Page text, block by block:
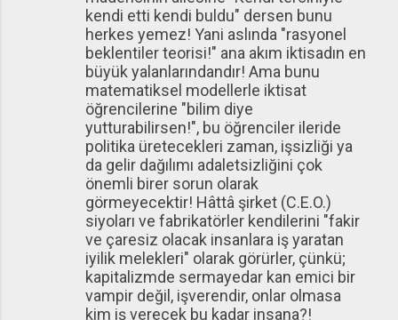
kendi etti kendi buldu" dersen bunu
herkes yemez! Yani aslında "rasyonel
beklentiler teorisi!" ana akım iktisadın en
büyük yalanlarındandır! Ama bunu
matematiksel modellerle iktisat
öğrencilerine "bilim diye
yutturabilirsen!", bu öğrenciler ileride
politika üretecekleri zaman, işsizliği ya
da gelir dağılımı adaletsizliğini çok
önemli birer sorun olarak
görmeyecektir! Hâttâ şirket (C.E.O.)
siyoları ve fabrikatörler kendilerini "fakir
ve çaresiz olacak insanlara iş yaratan
iyilik melekleri" olarak görürler, çünkü;
kapitalizmde sermayedar kan emici bir
vampir değil, işverendir, onlar olmasa
kim iş verecek bu kadar insana?!